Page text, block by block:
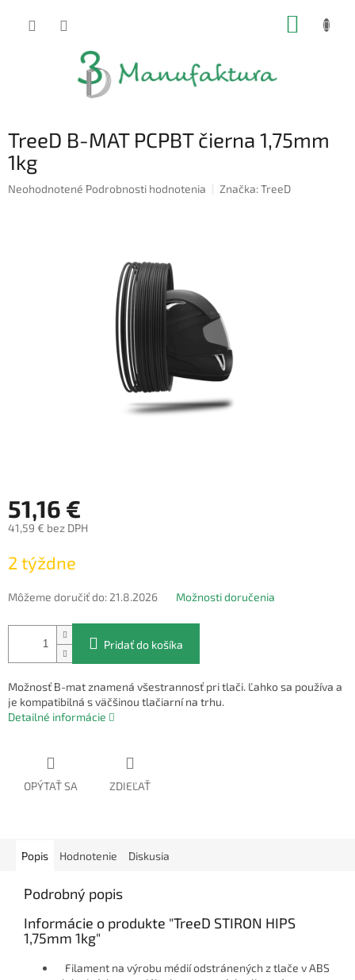
TreeD B-MAT PCPBT čierna 1,75mm
1kg
Priemerné
Neohodnotené Podrobnosti hodnotenia Značka:TreeD
51,16 €
41,59 € bez DPH
cena:
2 týždne
Môžeme doručiť do:21.8.2026 Možnosti doručenia
Pridať do košíka
Možnosť B-mat znamená všestrannosť pri tlači. Ľahko sa používa a
je kompatibilná s väčšinou tlačiarní na trhu.
Detailné informácie
OPÝTAŤ SA ZDIEĽAŤ
Popis Hodnotenie Diskusia
Podrobný popis
Informácie o produkte "TreeD STIRON HIPS
1,75mm 1kg"
Filament na výrobu médií odstránených z tlače v ABS